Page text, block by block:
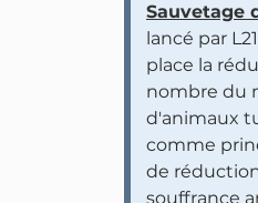
Sauvetage
lancé par
place la
nombre du
d'animaux
comme
de
souffrance